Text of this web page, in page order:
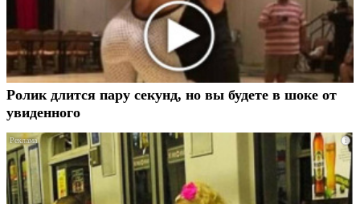
Ролик длится пару секунд, но вы будете в шоке от
увиденного
i